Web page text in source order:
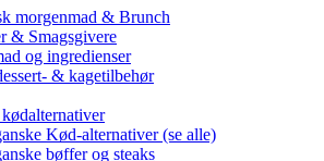
morgenmad & Brunch
& Smagsgivere
og ingredienser
& kagetilbehør
Kød-alternativer (se alle)
bøffer og steaks